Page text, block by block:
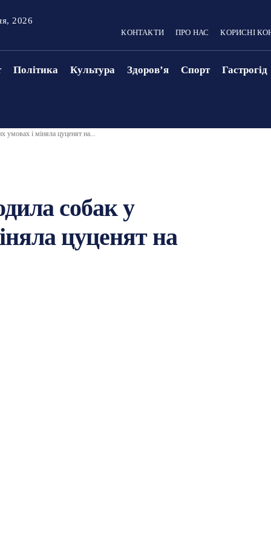
2026
КОНТАКТИ ПРО НАС КОРИСНІ
Політика Культура Здоровʼя Спорт Гастрогід
умовах і міняла цуценят на...
собак у
цуценят на